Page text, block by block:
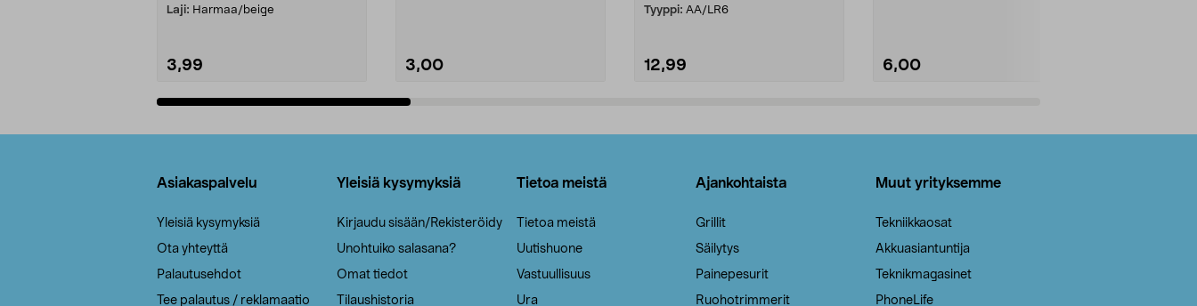
Laji: Harmaa/beige
3,99 3,00
Tyyppi: AA/LR6
12,99 6,00
Asiakaspalvelu
Yleisiä kysymyksiä
Ota yhteyttä
Palautusehdot
Tee palautus / reklamaatio
Yleisiä kysymyksiä
Kirjaudu sisään/Rekisteröidy
Unohtuiko salasana?
Omat tiedot
Tilaushistoria
Tietoa meistä
Tietoa meistä
Uutishuone
Vastuullisuus
Ura
Ajankohtaista
Grillit
Säilytys
Painepesurit
Ruohotrimmerit
Muut yrityksemme
Tekniikkaosat
Akkuasiantuntija
Teknikmagasinet
PhoneLife